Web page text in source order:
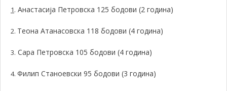
1. Анастасија Петровска 125 бодови (2 година)
2. Теона Атанасовска 118 бодови (4 година)
3. Сара Петровска 105 бодови (4 година)
4. Филип Станоевски 95 бодови (3 година)